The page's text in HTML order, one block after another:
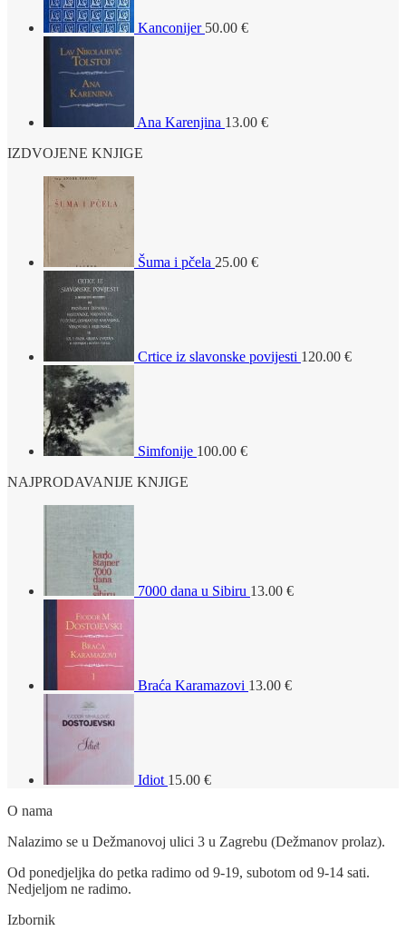
Kanconijer 50.00 €
Ana Karenjina 13.00 €
IZDVOJENE KNJIGE
Šuma i pčela 25.00 €
Crtice iz slavonske povijesti 120.00 €
Simfonije 100.00 €
NAJPRODAVANIJE KNJIGE
7000 dana u Sibiru 13.00 €
Braća Karamazovi 13.00 €
Idiot 15.00 €
O nama
Nalazimo se u Dežmanovoj ulici 3 u Zagrebu (Dežmanov prolaz).
Od ponedjeljka do petka radimo od 9-19, subotom od 9-14 sati.
Nedjeljom ne radimo.
Izbornik